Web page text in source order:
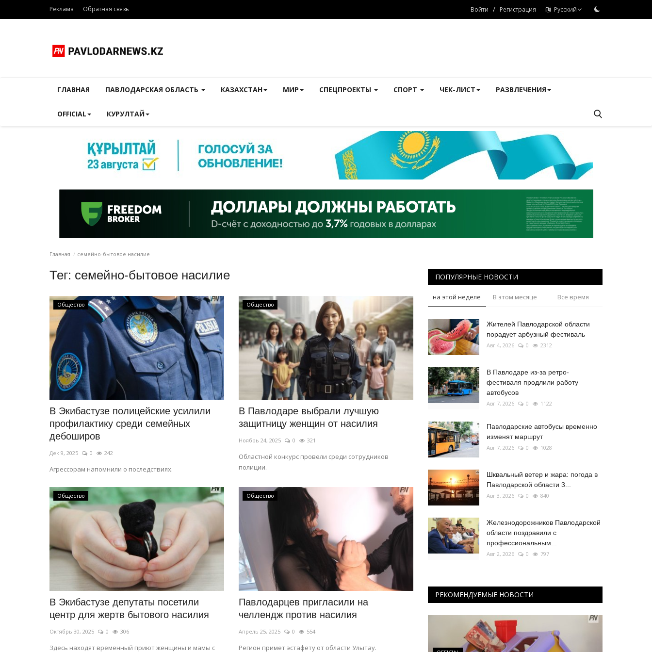
Реклама Обратная связь Войти / Регистрация Русский
ГЛАВНАЯ ПАВЛОДАРСКАЯ ОБЛАСТЬ КАЗАХСТАН МИР СПЕЦПРОЕКТЫ СПОРТ ЧЕК-ЛИСТ РАЗВЛЕЧЕНИЯ
OFFICIAL КУРУЛТАЙ
Главная семейно-бытовое насилие
Тег: семейно-бытовое насилие
Общество
В Экибастузе полицейские усилили
профилактику среди семейных
дебоширов
Дек 9, 2025 0 242
Агрессорам напомнили о последствиях.
Общество
В Павлодаре выбрали лучшую
защитницу женщин от насилия
Ноябрь 24, 2025 0 321
Областной конкурс провели среди сотрудников
полиции.
Общество
В Экибастузе депутаты посетили
центр для жертв бытового насилия
Октябрь 30, 2025 0 306
Здесь находят временный приют женщины и мамы с
Общество
Павлодарцев пригласили на
челлендж против насилия
Апрель 25, 2025 0 554
Регион примет эстафету от области Улытау.
ПОПУЛЯРНЫЕ НОВОСТИ
на этой неделе В этом месяце Все время
Жителей Павлодарской области
порадует арбузный фестиваль
Авг 4, 2026 0 2312
В Павлодаре из-за ретро-
фестиваля продлили работу
автобусов
Авг 7, 2026 0 1122
Павлодарские автобусы временно
изменят маршрут
Авг 7, 2026 0 1028
Шквальный ветер и жара: погода в
Павлодарской области 3...
Авг 3, 2026 0 840
Железнодорожников Павлодарской
области поздравили с
профессиональным...
Авг 2, 2026 0 797
РЕКОМЕНДУЕМЫЕ НОВОСТИ